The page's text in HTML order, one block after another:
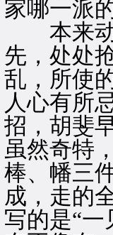
家哪一派
本来动
先，处处
乱，所使
人心有所
招，胡斐
虽然奇特
棒、幡三
成，走的
写的是“